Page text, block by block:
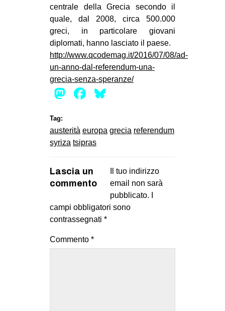
centrale della Grecia secondo il
quale, dal 2008, circa 500.000
greci, in particolare giovani
diplomati, hanno lasciato il paese.
http://www.qcodemag.it/2016/07/08/ad-
un-anno-dal-referendum-una-
grecia-senza-speranze/
Mastodon
Facebook
Tag:
austerità europa grecia referendum
syriza tsipras
Lascia un
commento
Il tuo indirizzo
email non sarà
pubblicato.
campi obbligatori sono
contrassegnati *
Commento *